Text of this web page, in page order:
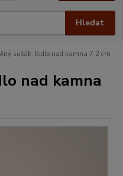
Hledat
sušák, bidlo nad kamna 7,2 cm
nad kamna